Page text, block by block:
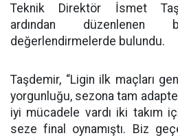
Teknik Direktör İsmet
ardından düzenlenen
değerlendirmelerde bulundu.
Taşdemir, “Ligin ilk maçları
yorgunluğu, sezona tam
iyi mücadele vardı iki takım
seze final oynamıştı. Biz